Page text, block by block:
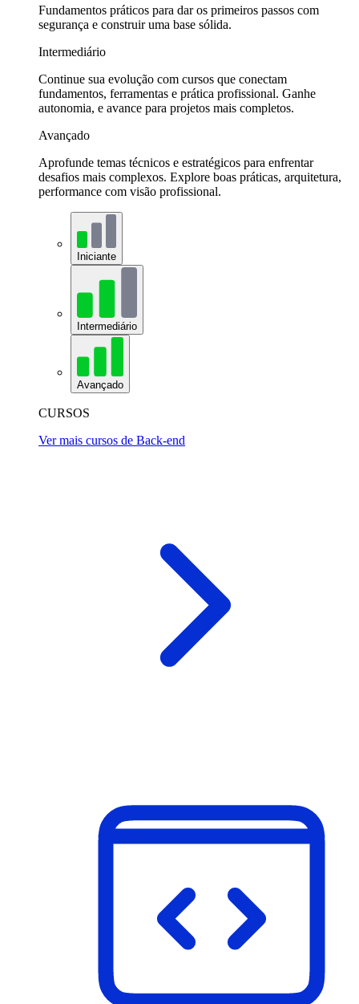
Fundamentos práticos para dar os primeiros passos com
segurança e construir uma base sólida.
Intermediário
Continue sua evolução com cursos que conectam
fundamentos, ferramentas e prática profissional. Ganhe
autonomia, e avance para projetos mais completos.
Avançado
Aprofunde temas técnicos e estratégicos para enfrentar
desafios mais complexos. Explore boas práticas, arquitetura,
performance com visão profissional.
Iniciante
Intermediário
Avançado
CURSOS
Ver mais cursos de Back-end